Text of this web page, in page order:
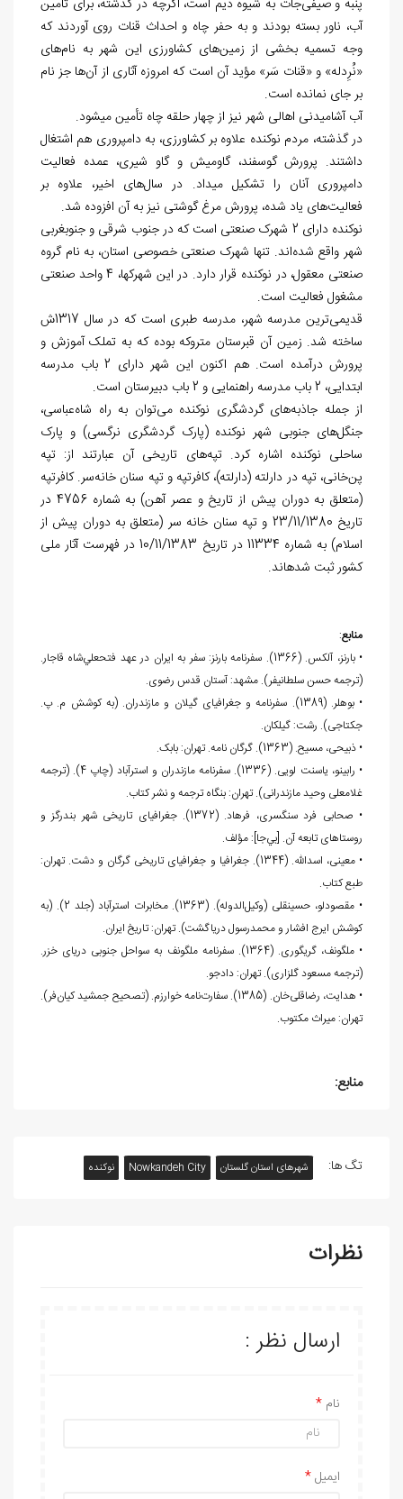
پنبه و صیفی‌جات به شیوه دیم است، اگرچه در گذشته، برای تأمین
آب، ناور بسته بودند و به حفر چاه و احداث قنات روی آوردند که
وجه تسمیه بخشی از زمین‌های کشاورزی این شهر به نام‌های
«نُرِدله» و «قنات سَر» مؤید آن است كه امروزه آثاری از آن‌ها جز نام
بر جای نمانده است.
آب آشامیدنی اهالی شهر نیز از چهار حلقه چاه تأمین می‎شود.
در گذشته، مردم نوکنده علاوه بر کشاورزی، به دامپروری هم اشتغال
داشتند. پرورش گوسفند، گاومیش و گاو شیری، عمده فعالیت
دامپروری آنان را تشکیل می‎داد. در سال‌های اخیر، علاوه بر
فعالیت‌های یاد شده، پرورش مرغ گوشتی نیز به آن افزوده شد.
نوکنده دارای 2 شهرک صنعتی است که در جنوب شرقی و جنوب‏غربی
شهر واقع شده‌اند. تنها شهرک صنعتی خصوصی استان، به نام گروه
صنعتی معقول، در نوکنده قرار دارد. در این شهرک‎ها، 4 واحد صنعتی
مشغول فعالیت است.
قدیمی‌ترین مدرسه شهر، مدرسه طبری است که در سال 1317ش
ساخته شد. زمین آن قبرستان متروکه بوده که به تملک ‌آموزش و
پرورش درآمده است. هم اکنون این شهر دارای 2 باب مدرسه
ابتدایی، 2 باب مدرسه راهنمایی و 2 باب دبیرستان است.
از جمله جاذبه‌های گردشگری نوکنده می‌توان به راه شاه‌عباسی،
جنگل‌های جنوبی شهر نوکنده (پارک گردشگری نرگسی) و پارک
ساحلی نوکنده اشاره کرد. تپه‌های تاریخی آن عبارتند از: تپه
پن‌خانی، تپه در دارلته (دارلته)، کافرتپه و تپه سنان خانه‌سر. كافرتپه
(متعلق به دوران پیش از تاریخ و عصر آهن) به شماره 4756 در
تاریخ 23/11/1380 و تپه سنان خانه سر (متعلق به دوران پیش از
اسلام) به شماره 11334 در تاریخ 10/11/1383 در فهرست آثار ملی
کشور ثبت شده‏اند.
منابع:
• بارنز، آلکس. (1366). سفرنامه بارنز: سفر به ايران در عهد فتحعلي‌شاه قاجار.
(ترجمه حسن سلطانی‎فر). مشهد: آستان قدس رضوی.
• بوهلر. (1389). سفرنامه و جغرافیای گیلان و مازندران. (به کوشش م. پ.
جکتاجی). رشت: گيلكان.
• ذبیحی، مسیح. (1363). گرگان نامه. تهران: بابک.
• رابینو، یاسنت لویی. (1336). سفرنامه مازندران و استرآباد (چاپ 4). (ترجمه
غلامعلی وحید مازندرانی). تهران: بنگاه ترجمه و نشر كتاب.
• صحابی فرد سنگسری، فرهاد. (1372). جغرافیای تاریخی شهر بندرگز و
روستاهای تابعه آن. [بي‌جا]: مؤلف.
• معینی، اسدالله. (1344). جغرافیا و جغرافیای تاریخی گرگان و دشت. تهران:
طبع کتاب.
• مقصودلو، حسینقلی (وکیل‌الدوله). (1363). مخابرات استرآباد (جلد 2). (به
کوشش ایرج افشار و محمدرسول درياگشت). تهران: تاریخ ایران.
• ملگونف، گریگوری. (1364). سفرنامه ملگونف به سواحل جنوبی دریای خزر.
(ترجمه مسعود گلزاری). تهران: دادجو.
• هدایت، رضاقلی‌خان. (1385). سفارت‌نامه خوارزم. (تصحیح جمشید کیان‌فر).
تهران: میراث مکتوب.
منابع:
تگ ها: شهرهای استان گلستان Nowkandeh City نوکنده
نظرات
ارسال نظر :
نام
ایمیل